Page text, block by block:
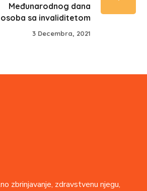
Međunarodnog dana
osoba sa invaliditetom
3 Decembra, 2021
zbrinjavanje, zdravstvenu njegu,